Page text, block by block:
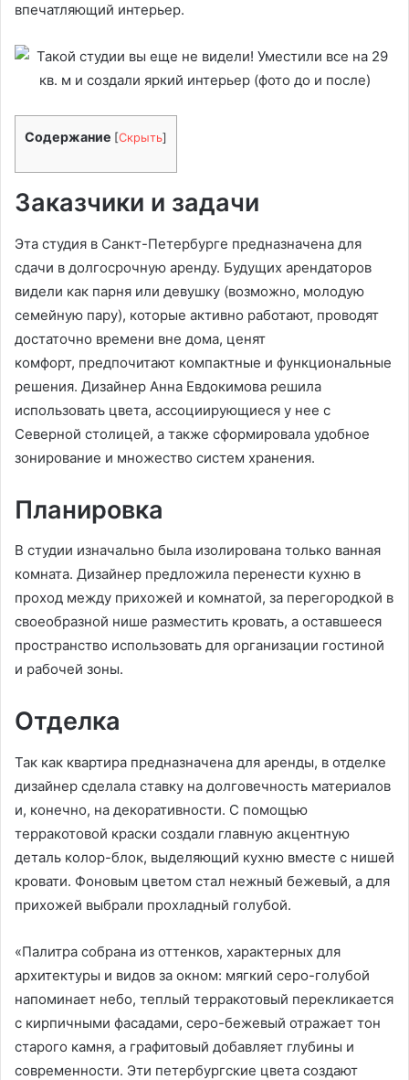
впечатляющий интерьер.
Содержание [Скрыть]
Заказчики и задачи
Эта студия в Санкт-Петербурге предназначена для
сдачи в долгосрочную аренду. Будущих арендаторов
видели как парня или девушку (возможно, молодую
семейную пару), которые активно работают, проводят
достаточно времени вне дома, ценят
комфорт, предпочитают компактные и функциональные
решения. Дизайнер Анна Евдокимова решила
использовать цвета, ассоциирующиеся у нее с
Северной столицей, а также сформировала удобное
зонирование и множество систем хранения.
Планировка
В студии изначально была изолирована только ванная
комната. Дизайнер предложила перенести кухню в
проход между прихожей и комнатой, за перегородкой в
своеобразной нише разместить кровать, а оставшееся
пространство использовать для организации гостиной
и рабочей зоны.
Отделка
Так как квартира предназначена для аренды, в отделке
дизайнер сделала ставку на долговечность материалов
и, конечно, на декоративности. С помощью
терракотовой краски создали главную акцентную
деталь колор-блок, выделяющий кухню вместе с нишей
кровати. Фоновым цветом стал нежный бежевый, а для
прихожей выбрали прохладный голубой.
«Палитра собрана из оттенков, характерных для
архитектуры и видов за окном: мягкий серо-голубой
напоминает небо, теплый терракотовый перекликается
с кирпичными фасадами, серо-бежевый отражает тон
старого камня, а графитовый добавляет глубины и
современности. Эти петербургские цвета создают